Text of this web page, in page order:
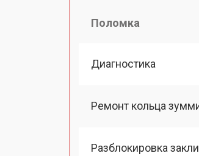
Поломка
Диагностика
Ремонт кольца
Разблокировка